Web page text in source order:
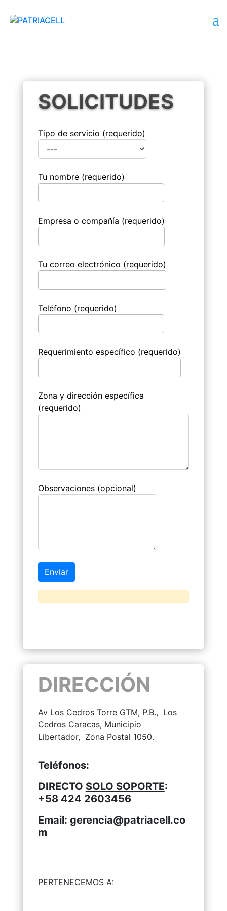
SOLICITUDES
Tipo de servicio (requerido)
Tu nombre (requerido)
Empresa o compañía (requerido)
Tu correo electrónico (requerido)
Teléfono (requerido)
Requerimiento específico (requerido)
Zona y dirección específica
(requerido)
Observaciones (opcional)
DIRECCIÓN
Av Los Cedros Torre GTM, P.B., Los
Cedros Caracas, Municipio
Libertador, Zona Postal 1050.
Teléfonos:
DIRECTO SOLO SOPORTE:
+58 424 2603456
Email: gerencia@patriacell.co
m
PERTENECEMOS A: